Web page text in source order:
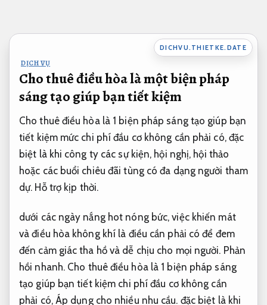
nội
dung
DICHVU.THIETKE.DATE
DỊCH VỤ
Cho thuê điều hòa là một biện pháp
sáng tạo giúp bạn tiết kiệm
Cho thuê điều hòa là 1 biện pháp sáng tạo giúp bạn
tiết kiệm mức chi phí đầu cơ không cần phải có, đặc
biệt là khi công ty các sự kiện, hội nghị, hội thảo
hoặc các buổi chiêu đãi tùng có đa dạng người tham
dự. Hỗ trợ kịp thời.
dưới các ngày nắng hot nóng bức, việc khiến mát
và điều hòa không khí là điều cần phải có để đem
đến cảm giác tha hồ và dễ chịu cho mọi người. Phản
hồi nhanh. Cho thuê điều hòa là 1 biện pháp sáng
tạo giúp bạn tiết kiệm chi phí đầu cơ không cần
phải có, Áp dụng cho nhiều nhu cầu. đặc biệt là khi